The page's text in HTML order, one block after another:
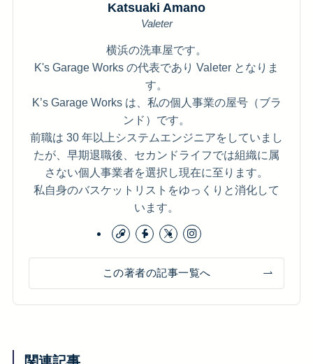
Katsuaki Amano
Valeter
横浜の洗車屋です。
K's Garage Works の代表であり Valeter となりま
す。
K’s Garage Works は、私の個人事業の屋号（ブラ
ンド）です。
前職は 30 年以上システムエンジニアをしていまし
たが、早期退職後、セカンドライフでは組織に属
さない個人事業者を選択し現在に至ります。
私自身のバスケットリストをゆっくりと消化して
います。
この著者の記事一覧へ